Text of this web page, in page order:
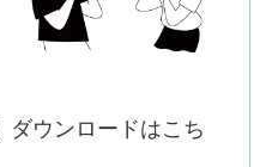
ダウンロードはこち